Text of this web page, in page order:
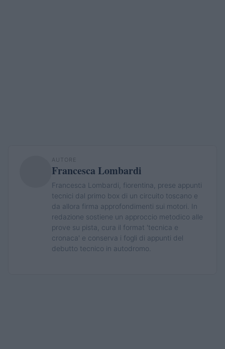
AUTORE
Francesca Lombardi
Francesca Lombardi, fiorentina, prese appunti
tecnici dal primo box di un circuito toscano e
da allora firma approfondimenti sui motori. In
redazione sostiene un approccio metodico alle
prove su pista, cura il format 'tecnica e
cronaca' e conserva i fogli di appunti del
debutto tecnico in autodromo.